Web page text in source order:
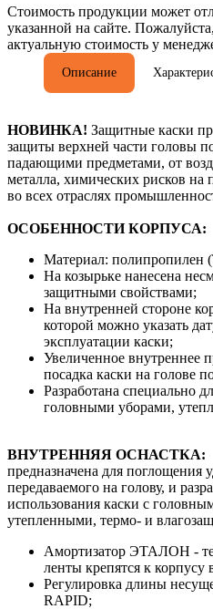
Стоимость продукции может
указанной на сайте.
актуальную стоимость у
Описание
НОВИНКА! Защитные каски
защиты верхней части головы
падающими предметами, от
металла, химических рисков
во всех отраслях
ОСОБЕННОСТИ КОРПУСА:
Материал: полипропилен
На козырьке нанесена
защитными свойствами;
На внутренней стороне
которой можно указать
эксплуатации каски;
Увеличенное внутреннее
посадка каски на голове
Разработана специально
головными уборами,
ВНУТРЕННЯЯ ОСНАСТКА:
предназначена для поглощения
передаваемого на голову, и
использования каски с
утепленными, термо- и
Амортизатор ЭТАЛОН -
ленты крепятся к корпусу
Регулировка длины
RAPID;